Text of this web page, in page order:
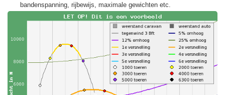
bandenspanning, rijbewijs, maximale gewichten etc.